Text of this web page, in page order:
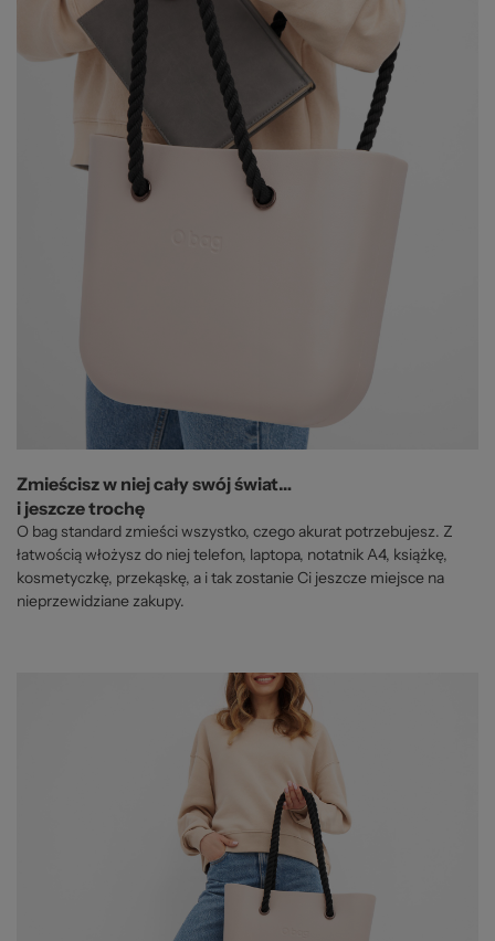
Zmieścisz w niej cały swój świat…
i jeszcze trochę
O bag standard zmieści wszystko, czego akurat potrzebujesz. Z
łatwością włożysz do niej telefon, laptopa, notatnik A4, książkę,
kosmetyczkę, przekąskę, a i tak zostanie Ci jeszcze miejsce na
nieprzewidziane zakupy.